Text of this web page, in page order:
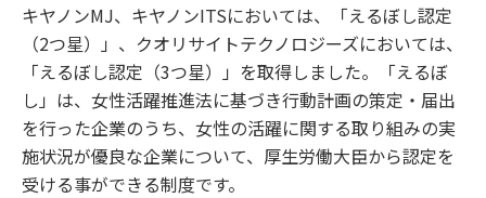
キヤノンMJ、キヤノンITSにおいては、「えるぼし認定
（2つ星）」、クオリサイトテクノロジーズにおいては、
「えるぼし認定（3つ星）」を取得しました。「えるぼ
し」は、女性活躍推進法に基づき行動計画の策定・届出
を行った企業のうち、女性の活躍に関する取り組みの実
施状況が優良な企業について、厚生労働大臣から認定を
受ける事ができる制度です。